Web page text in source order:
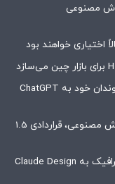
هوش مصنوعی
بریتانیا با OpenAI برای دسترسی رایگان شهروندان خود به ChatGPT
مایکروسافت و ودافون برای عرضه خدمات هوش مصنوعی، قراردادی 1.5
ابزار Claude Code حالا می‌تواند برای طراحی گرافیک به Claude Design